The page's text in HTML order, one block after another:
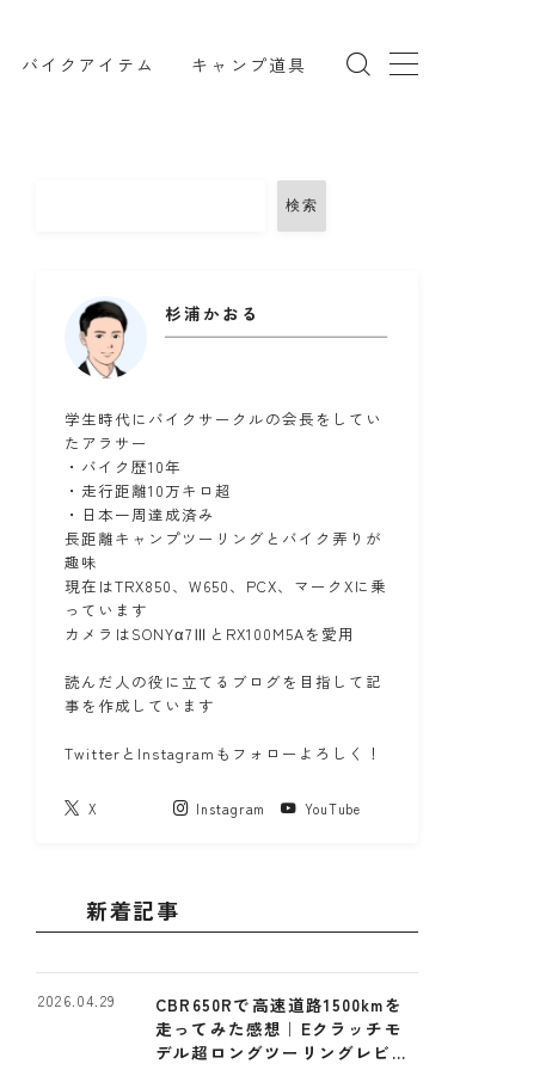
バイクアイテム キャンプ道具
ツーリング ドライバッグ
バンドック
メンテナンススタンド ユーザー車検
ワークマン 北海道ツーリング
楽天マガジン 知多半島
検索
杉浦かおる
学生時代にバイクサークルの会長をしてい
たアラサー
・バイク歴10年
・走行距離10万キロ超
・日本一周達成済み
長距離キャンプツーリングとバイク弄りが
趣味
現在はTRX850、W650、PCX、マークXに乗
っています
カメラはSONYα7ⅢとRX100M5Aを愛用
読んだ人の役に立てるブログを目指して記
事を作成しています
TwitterとInstagramもフォローよろしく！
X Instagram YouTube
新着記事
CBR650Rで高速道路1500kmを
走ってみた感想｜Eクラッチモ
デル超ロングツーリングレビュ
2026.04.29